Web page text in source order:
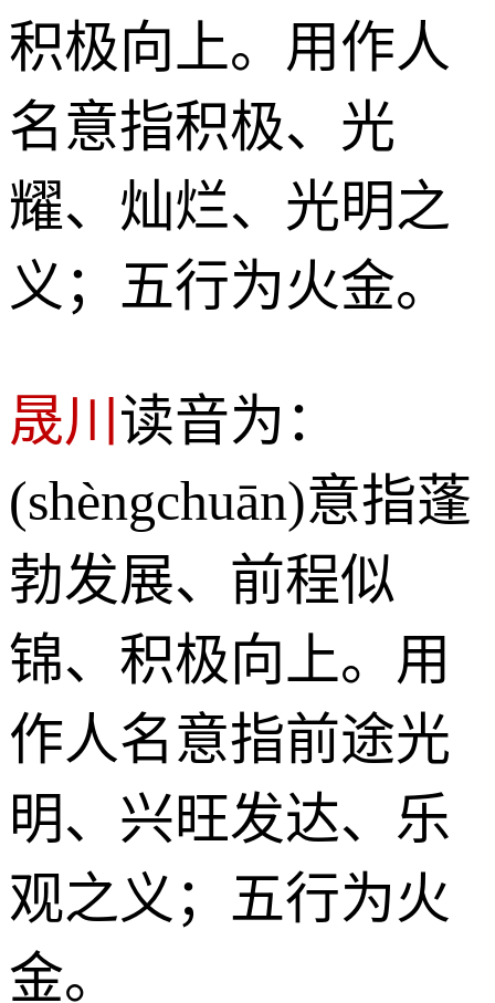
积极向上。用作人
名意指积极、光
耀、灿烂、光明之
义；五行为火金。
晟川 读音为：
(shèngchuān)意指蓬
勃发展、前程似
锦、积极向上。用
作人名意指前途光
明、兴旺发达、乐
观之义；五行为火
金。